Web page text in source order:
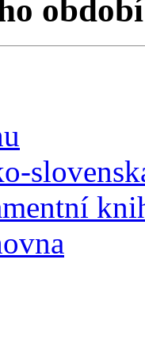
období